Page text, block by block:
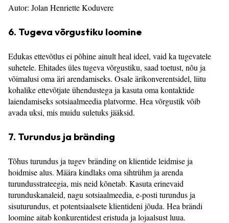
Autor: Jolan Henriette Koduvere
6. Tugeva võrgustiku loomine
Edukas ettevõtlus ei põhine ainult heal ideel, vaid ka tugevatele
suhetele. Ehitades üles tugeva võrgustiku, saad toetust, nõu ja
võimalusi oma äri arendamiseks. Osale ärikonverentsidel, liitu
kohalike ettevõtjate ühendustega ja kasuta oma kontaktide
laiendamiseks sotsiaalmeedia platvorme. Hea võrgustik võib
avada uksi, mis muidu suletuks jääksid.
7. Turundus ja bränding
Tõhus turundus ja tugev bränding on klientide leidmise ja
hoidmise alus. Määra kindlaks oma sihtrühm ja arenda
turundusstrateegia, mis neid kõnetab. Kasuta erinevaid
turunduskanaleid, nagu sotsiaalmeedia, e-posti turundus ja
sisuturundus, et potentsiaalsete klientideni jõuda. Hea brändi
loomine aitab konkurentidest eristuda ja lojaalsust luua.